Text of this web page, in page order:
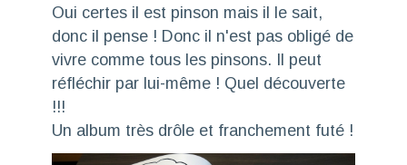
Oui certes il est pinson mais il le sait,
donc il pense ! Donc il n'est pas obligé de
vivre comme tous les pinsons. Il peut
réfléchir par lui-même ! Quel découverte
!!!
Un album très drôle et franchement futé !